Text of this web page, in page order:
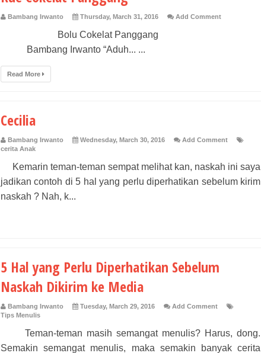
Bambang Irwanto Thursday, March 31, 2016 Add Comment
Bolu Cokelat Panggang
Bambang Irwanto “Aduh... ...
Read More
Cecilia
Bambang Irwanto Wednesday, March 30, 2016
Add Comment
cerita Anak
Kemarin teman-teman sempat melihat kan, naskah ini saya
jadikan contoh di 5 hal yang perlu diperhatikan sebelum kirim
naskah ? Nah, k...
5 Hal yang Perlu Diperhatikan Sebelum
Naskah Dikirim ke Media
Bambang Irwanto Tuesday, March 29, 2016
Add Comment
Tips Menulis
Teman-teman masih semangat menulis? Harus, dong.
Semakin semangat menulis, maka semakin banyak cerita